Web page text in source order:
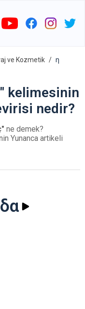
ve Kozmetik
η
kelimesinin
nedir?
ne demek?
Yunanca artikeli